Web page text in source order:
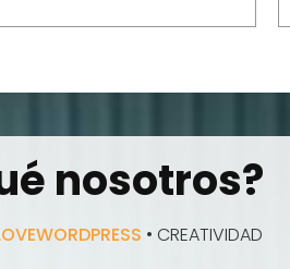
nosotros?
• CREATIVIDAD